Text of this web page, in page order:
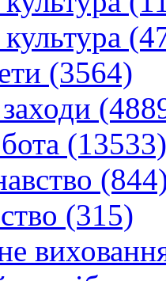
(3564)
(13533)
(315)